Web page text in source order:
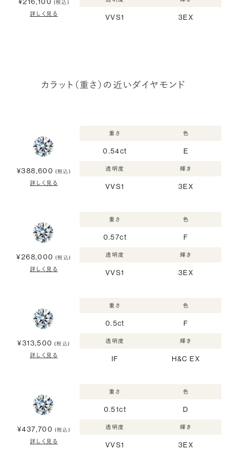
(税込)
詳しく見る VVS1 3EX
カラット（重さ）の近いダイヤモンド
¥388,600 (税込)
詳しく見る
重さ
0.54ct
色
E
透明度
VVS1
輝き
3EX
¥268,000 (税込)
詳しく見る
重さ
0.57ct
色
F
透明度
VVS1
輝き
3EX
¥313,500 (税込)
詳しく見る
重さ
0.5ct
色
F
透明度
IF
輝き
H&C EX
¥437,700 (税込)
詳しく見る
重さ
0.51ct
色
D
透明度
VVS1
輝き
3EX